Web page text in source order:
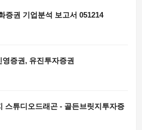
증권 기업분석 보고서 051214
증권, 유진투자증권
스튜디오드래곤 - 골든브릿지투자증